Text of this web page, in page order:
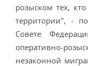
розыском тех,
территории", -
Совете
оперативно-
незаконной